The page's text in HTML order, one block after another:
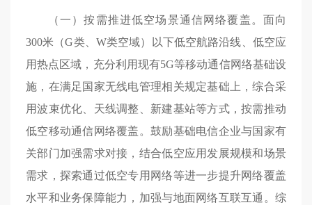
（一）按需推进低空场景通信网络覆盖。面向
300米（G类、W类空域）以下低空航路沿线、低空应
用热点区域，充分利用现有5G等移动通信网络基础设
施，在满足国家无线电管理相关规定基础上，综合采
用波束优化、天线调整、新建基站等方式，按需推动
低空移动通信网络覆盖。鼓励基础电信企业与国家有
关部门加强需求对接，结合低空应用发展规模和场景
需求，探索通过低空专用网络等进一步提升网络覆盖
水平和业务保障能力，加强与地面网络互联互通。综